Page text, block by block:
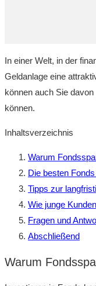
In einer Welt, in der
Geldanlage eine
können auch Sie
können.
Inhaltsverzeichnis
Warum
Die besten
Tipps zur
Wie​ junge
Fragen⁣ und
Abschließend
Warum